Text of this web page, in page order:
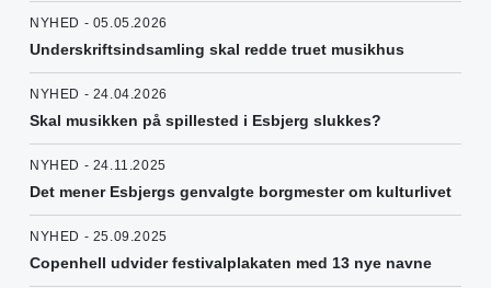
NYHED - 05.05.2026
Underskriftsindsamling skal redde truet musikhus
NYHED - 24.04.2026
Skal musikken på spillested i Esbjerg slukkes?
NYHED - 24.11.2025
Det mener Esbjergs genvalgte borgmester om kulturlivet
NYHED - 25.09.2025
Copenhell udvider festivalplakaten med 13 nye navne